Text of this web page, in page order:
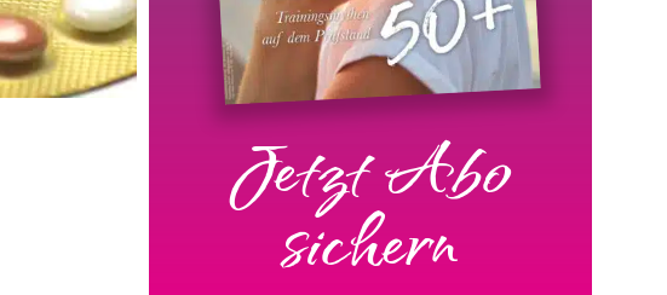
Jetzt Abo
sichern